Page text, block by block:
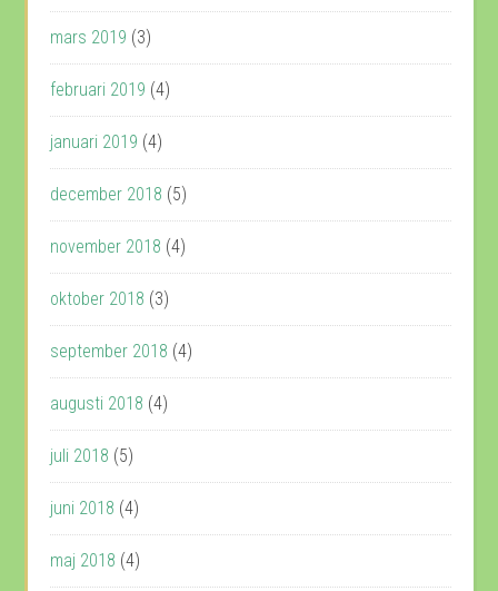
mars 2019 (3)
februari 2019 (4)
januari 2019 (4)
december 2018 (5)
november 2018 (4)
oktober 2018 (3)
september 2018 (4)
augusti 2018 (4)
juli 2018 (5)
juni 2018 (4)
maj 2018 (4)